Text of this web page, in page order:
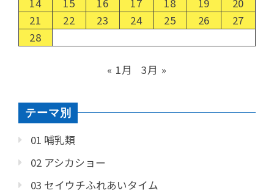
14 15 16 17 18 19
20
21
22 23 24 25 26
27
28
« 1月 3月 »
テーマ別
01 哺乳類
02 アシカショー
03 セイウチふれあいタイム